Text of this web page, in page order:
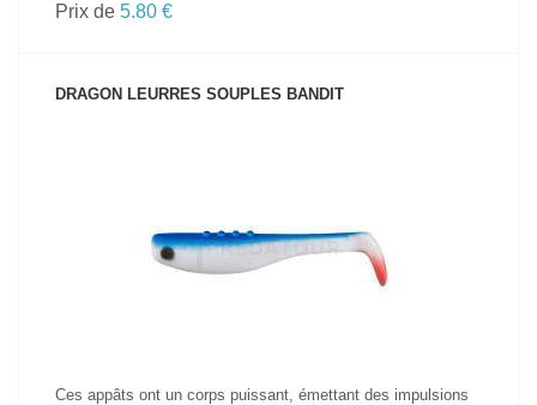
Prix de 5.80 €
DRAGON LEURRES SOUPLES BANDIT
Ces appâts ont un corps puissant, émettant des impulsions